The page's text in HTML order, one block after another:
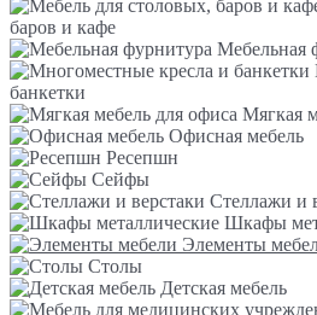
баров и кафе
Мебельная
банкетки
Мягкая
Офисная мебель
Ресепшн
Сейфы
Стеллажи и
Шкафы
Элементы
Столы
Детская мебель